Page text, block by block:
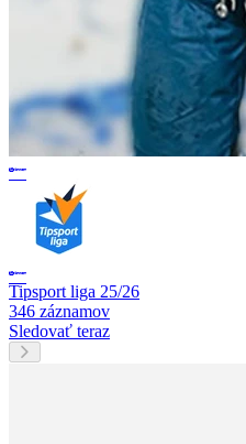
Tipsport liga 25/26
346 záznamov
Sledovať teraz